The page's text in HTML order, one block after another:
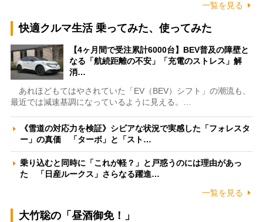
一覧を見る
快適クルマ生活 乗ってみた、使ってみた
【4ヶ月間で受注累計6000台】BEV普及の障壁と
なる「航続距離の不安」「充電のストレス」解
消…
あれほどもてはやされていた「EV（BEV）シフト」の潮流も、
最近では減速基調になっているように見える。…
《雪道の対応力を検証》シビアな状況で実感した「フォレスタ
ー」の真価 「ターボ」と「スト…
乗り込むと同時に「これが軽？」と戸惑うのには理由があっ
た 「日産ルークス」さらなる躍進…
一覧を見る
大竹聡の「昼酒御免！」